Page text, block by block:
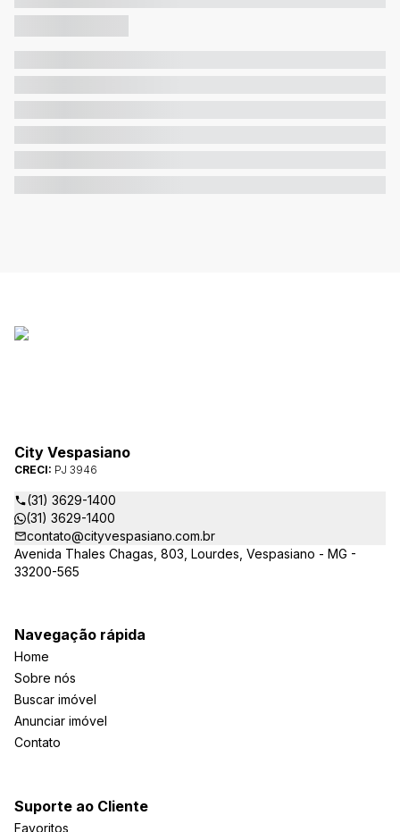
City Vespasiano
CRECI: PJ 3946
(31) 3629-1400
(31) 3629-1400
contato@cityvespasiano.com.br
Avenida Thales Chagas, 803, Lourdes, Vespasiano - MG -
33200-565
Navegação rápida
Home
Sobre nós
Buscar imóvel
Anunciar imóvel
Contato
Suporte ao Cliente
Favoritos